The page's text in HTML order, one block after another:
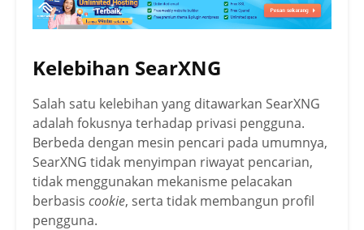
Kelebihan SearXNG
Salah satu kelebihan yang ditawarkan SearXNG
adalah fokusnya terhadap privasi pengguna.
Berbeda dengan mesin pencari pada umumnya,
SearXNG tidak menyimpan riwayat pencarian,
tidak menggunakan mekanisme pelacakan
berbasis cookie, serta tidak membangun profil
pengguna.